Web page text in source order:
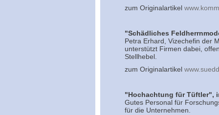
zum Originalartikel
"Schädliches
Petra Erhard, Vizechefin der
unterstützt Firmen dabei,
Stellhebel.
zum Originalartikel
"Hochachtung für Tüftler",
Gutes Personal für
für die Unternehmen.